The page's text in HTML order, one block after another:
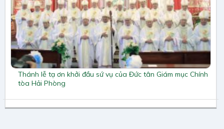
Thánh lễ tạ ơn khởi đầu sứ vụ của Đức tân Giám mục Chính
tòa Hải Phòng